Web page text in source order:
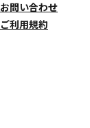
お問い合わせ
ご利用規約